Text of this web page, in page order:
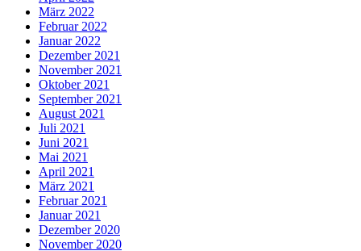
März 2022
Februar 2022
Januar 2022
Dezember 2021
November 2021
Oktober 2021
September 2021
August 2021
Juli 2021
Juni 2021
Mai 2021
April 2021
März 2021
Februar 2021
Januar 2021
Dezember 2020
November 2020